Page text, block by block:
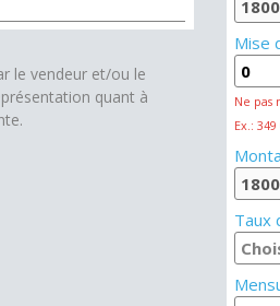
le vendeur et/ou le
quant à
Mise
Ne
Ex.: 349
Taux